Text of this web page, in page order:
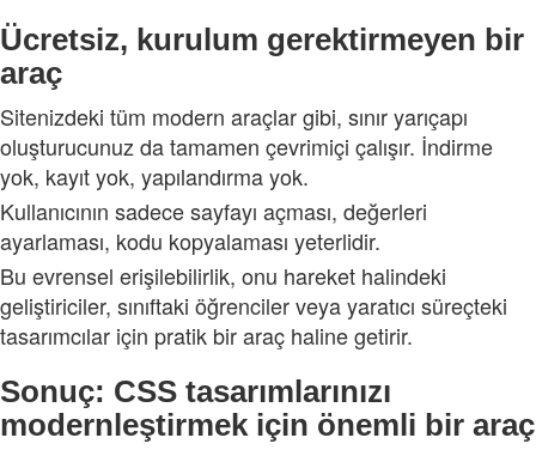
Ücretsiz, kurulum gerektirmeyen bir
araç
Sitenizdeki tüm modern araçlar gibi, sınır yarıçapı
oluşturucunuz da tamamen çevrimiçi çalışır. İndirme
yok, kayıt yok, yapılandırma yok.
Kullanıcının sadece sayfayı açması, değerleri
ayarlaması, kodu kopyalaması yeterlidir.
Bu evrensel erişilebilirlik, onu hareket halindeki
geliştiriciler, sınıftaki öğrenciler veya yaratıcı süreçteki
tasarımcılar için pratik bir araç haline getirir.
Sonuç: CSS tasarımlarınızı
modernleştirmek için önemli bir araç